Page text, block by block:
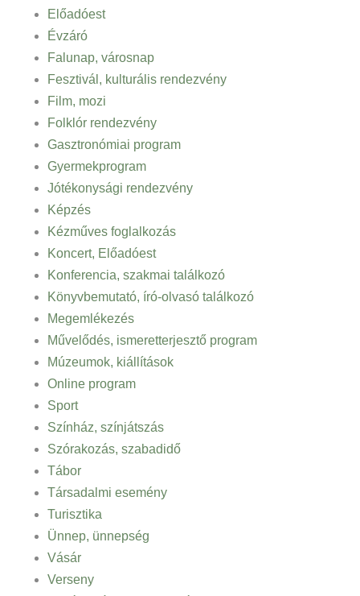
Előadóest
Évzáró
Falunap, városnap
Fesztivál, kulturális rendezvény
Film, mozi
Folklór rendezvény
Gasztronómiai program
Gyermekprogram
Jótékonysági rendezvény
Képzés
Kézműves foglalkozás
Koncert, Előadóest
Konferencia, szakmai találkozó
Könyvbemutató, író-olvasó találkozó
Megemlékezés
Művelődés, ismeretterjesztő program
Múzeumok, kiállítások
Online program
Sport
Színház, színjátszás
Szórakozás, szabadidő
Tábor
Társadalmi esemény
Turisztika
Ünnep, ünnepség
Vásár
Verseny